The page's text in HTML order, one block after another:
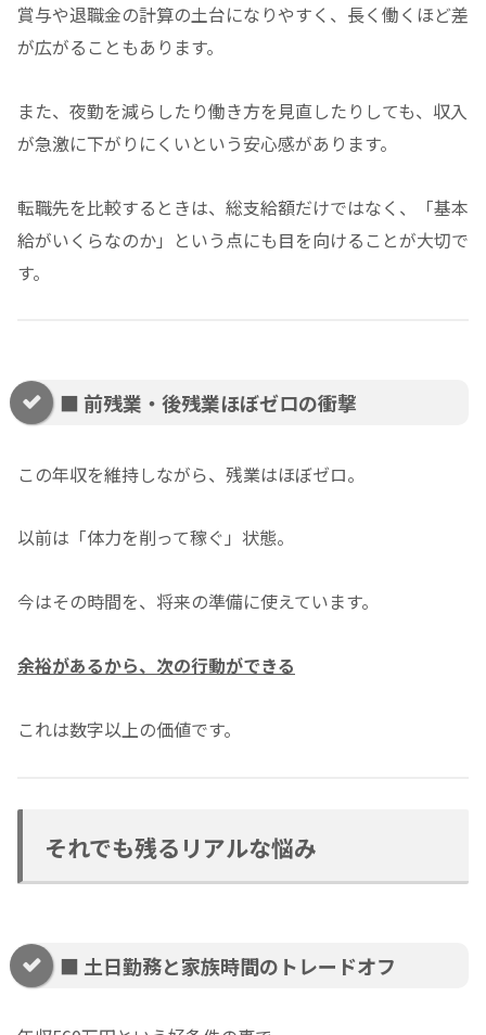
賞与や退職金の計算の土台になりやすく、長く働くほど差
が広がることもあります。
また、夜勤を減らしたり働き方を見直したりしても、収入
が急激に下がりにくいという安心感があります。
転職先を比較するときは、総支給額だけではなく、「基本
給がいくらなのか」という点にも目を向けることが大切で
す。
■ 前残業・後残業ほぼゼロの衝撃
この年収を維持しながら、残業はほぼゼロ。
以前は「体力を削って稼ぐ」状態。
今はその時間を、将来の準備に使えています。
余裕があるから、次の行動ができる
これは数字以上の価値です。
それでも残るリアルな悩み
■ 土日勤務と家族時間のトレードオフ